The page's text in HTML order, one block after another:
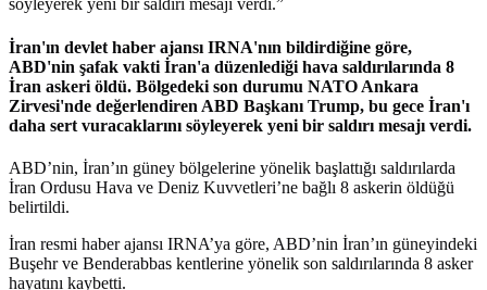
söyleyerek yeni bir saldırı mesajı verdi.”
İran'ın devlet haber ajansı IRNA'nın bildirdiğine göre,
ABD'nin şafak vakti İran'a düzenlediği hava saldırılarında 8
İran askeri öldü. Bölgedeki son durumu NATO Ankara
Zirvesi'nde değerlendiren ABD Başkanı Trump, bu gece İran'ı
daha sert vuracaklarını söyleyerek yeni bir saldırı mesajı verdi.
ABD’nin, İran’ın güney bölgelerine yönelik başlattığı saldırılarda
İran Ordusu Hava ve Deniz Kuvvetleri’ne bağlı 8 askerin öldüğü
belirtildi.
İran resmi haber ajansı IRNA’ya göre, ABD’nin İran’ın güneyindeki
Buşehr ve Benderabbas kentlerine yönelik son saldırılarında 8 asker
hayatını kaybetti.